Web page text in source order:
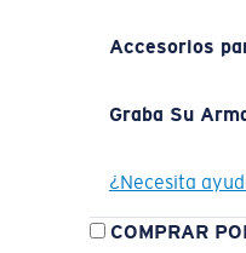
Accesorios
Graba Su
¿Necesita
COMPRAR